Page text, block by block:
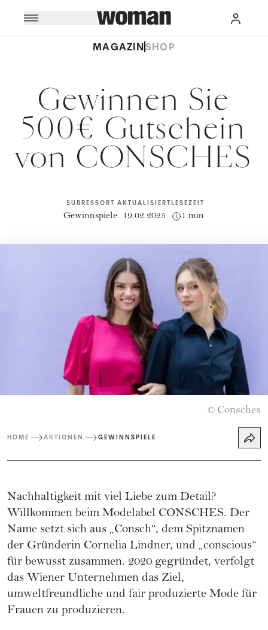
MAGAZINSHOP
Gewinnen Sie
500€ Gutschein
von CONSCHES
SUBRESSORT
Gewinnspiele
AKTUALISIERT
19.02.2025
LESEZEIT
1 min
© Consches
HOME AKTIONEN GEWINNSPIELE
Nachhaltigkeit mit viel Liebe zum Detail?
Willkommen beim Modelabel CONSCHES. Der
Name setzt sich aus „Consch“, dem Spitznamen
der Gründerin Cornelia Lindner, und „conscious“
für bewusst zusammen. 2020 gegründet, verfolgt
das Wiener Unternehmen das Ziel,
umweltfreundliche und fair produzierte Mode für
Frauen zu produzieren.